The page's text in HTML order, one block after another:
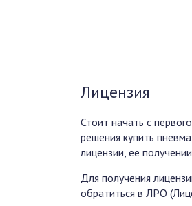
Лицензия
Стоит начать с
решения купить
лицензии, ее
Для получения
обратиться в ЛРО